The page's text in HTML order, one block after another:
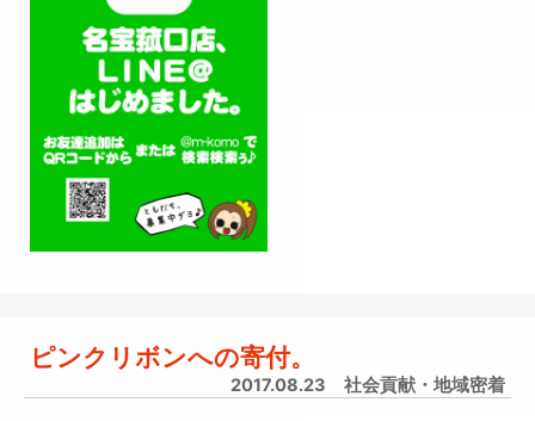
ピンクリボンへの寄付。
2017.08.23 社会貢献・地域密着